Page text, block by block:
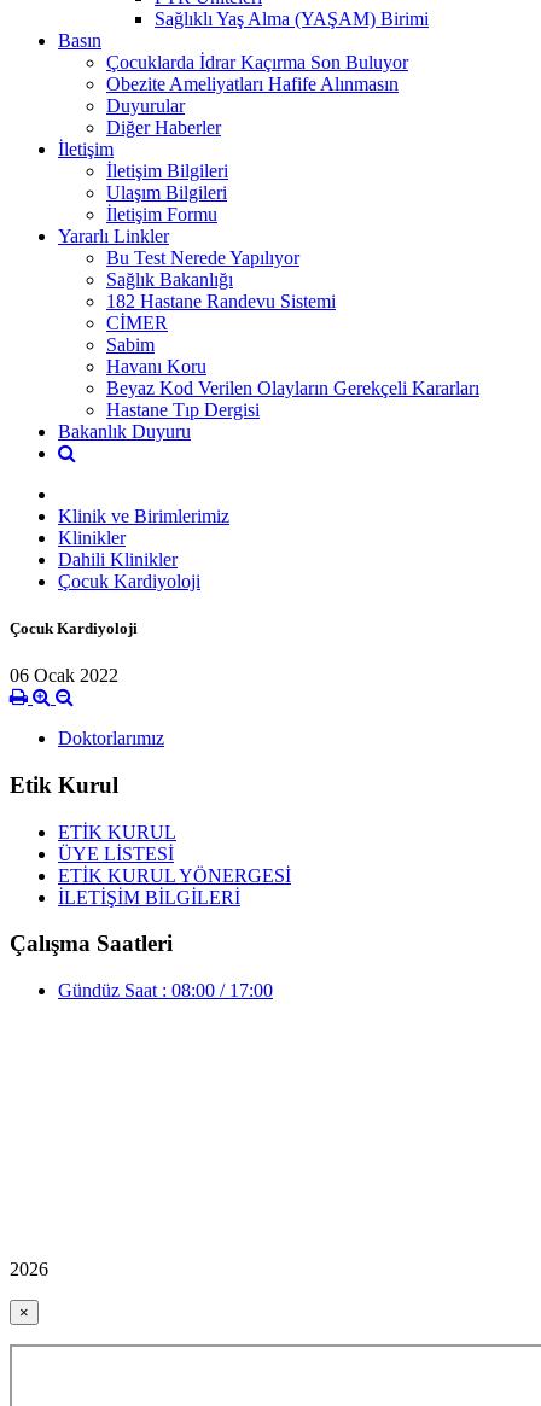
Sağlıklı Yaş Alma (YAŞAM) Birimi
Basın
Çocuklarda İdrar Kaçırma Son Buluyor
Obezite Ameliyatları Hafife Alınmasın
Duyurular
Diğer Haberler
İletişim
İletişim Bilgileri
Ulaşım Bilgileri
İletişim Formu
Yararlı Linkler
Bu Test Nerede Yapılıyor
Sağlık Bakanlığı
182 Hastane Randevu Sistemi
CİMER
Sabim
Havanı Koru
Beyaz Kod Verilen Olayların Gerekçeli Kararları
Hastane Tıp Dergisi
Bakanlık Duyuru
Klinik ve Birimlerimiz
Klinikler
Dahili Klinikler
Çocuk Kardiyoloji
Çocuk Kardiyoloji
06 Ocak 2022
Doktorlarımız
Etik Kurul
ETİK KURUL
ÜYE LİSTESİ
ETİK KURUL YÖNERGESİ
İLETİŞİM BİLGİLERİ
Çalışma Saatleri
Gündüz Saat : 08:00 / 17:00
2026
×